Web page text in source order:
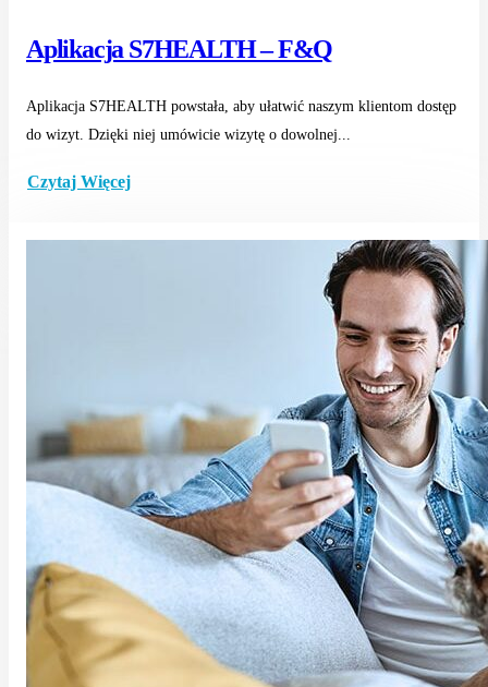
Aplikacja S7HEALTH – F&Q
Aplikacja S7HEALTH powstała, aby ułatwić naszym klientom dostęp
do wizyt. Dzięki niej umówicie wizytę o dowolnej...
Czytaj Więcej